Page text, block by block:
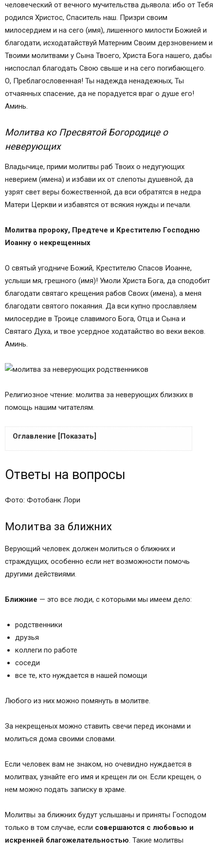
человеческий от вечного мучительства дьявола: ибо от Тебя
родился Христос, Спаситель наш. Призри своим
милосердием и на сего (имя), лишенного милости Божией и
благодати, исходатайствуй Матерним Своим дерзновением и
Твоими молитвами у Сына Твоего, Христа Бога нашего, дабы
ниспослал благодать Свою свыше и на сего погибающего.
О, Преблагословенная! Ты надежда ненадежных, Ты
отчаянных спасение, да не порадуется враг о душе его!
Аминь.
Молитва ко Пресвятой Богородице о
неверующих
Владычице, прими молитвы раб Твоих о недугующих
неверием (имена) и избави их от слепоты душевной, да
узрят свет веры божественной, да вси обратятся в недра
Матери Церкви и избавятся от всякия нужды и печали.
Молитва пророку, Предтече и Крестителю Господню
Иоанну о некрещенных
О святый угодниче Божий, Крестителю Спасов Иоанне,
услыши мя, грешного (имя)! Умоли Христа Бога, да сподобит
благодати святаго крещения рабов Своих (имена), а меня
благодати святого покаяния. Да вси купно прославляем
милосердие в Троице славимого Бога, Отца и Сына и
Святаго Духа, и твое усердное ходатайство во веки веков.
Аминь.
Религиозное чтение: молитва за неверующих близких в
помощь нашим читателям.
Оглавление [Показать]
<img src="https://images2-focus-
y?url=https%3A%2F%2F1000-molitv.ru%2Fwp-
za-neveruyuschih-rodstvennikov-
p;no_expand=1&amp;resize_h=0&amp;rewriteMim
e=image%2F*" alt="молитва за неверующих
родственников">
Молитвы ко Господу Иисусу Христу
Молитва ко Пресвятой Богородице о
неверующих
Ответы на вопросы
Молитва за ближних
Как молиться о ближних в нужде
Домашняя молитва о ближнем
Как молиться за родственников
Как молиться за крестника?
время крещения ребенка – какие молитвы
надо знать?
Можно ли молиться за некрещеных?
Как молиться за некрещеных младенцев
Можно ли молиться за человека другой веры и
как правильно
Ответы на вопросы
Фото: Фотобанк Лори
Молитва за ближних
Верующий человек должен молиться о ближних и
страждущих, особенно если нет возможности помочь
другими действиями.
Ближние — это все люди, с которыми мы имеем дело:
родственники
друзья
коллеги по работе
соседи
все те, кто нуждается в нашей помощи
Любого из них можно помянуть в молитве.
За некрещеных можно ставить свечи перед иконами и
молиться дома своими словами.
Если человек вам не знаком, но очевидно нуждается в
молитвах, узнайте его имя и крещен ли он. Если крещен, о
нем можно подать записку в храме.
Молитвы за ближних будут услышаны и приняты Господом
только в том случае, если совершаются с любовью и
искренней благожелательностью. Такие молитвы